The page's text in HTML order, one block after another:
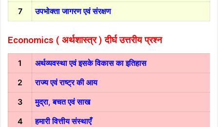
7
उपभोक्ता जागरण एवं संरक्षण
Economics ( अर्थशास्त्र )दीर्घ उत्तरीय प्रश्न
1
अर्थव्यवस्था एवं इसके विकास का इतिहास
2
राज्य एवं राष्ट्र की आय
3
मुद्रा, बचत एवं साख
4
हमारी वित्तीय संस्थाएँ